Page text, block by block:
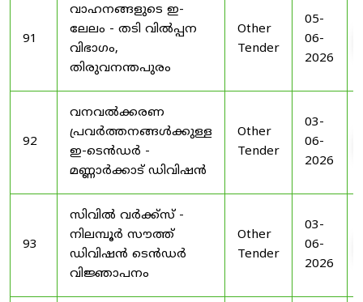
91
വാഹനങ്ങളുടെ ഇ-
ലേലം - തടി വിൽപ്പന
വിഭാഗം,
തിരുവനന്തപുരം
Other
Tender
05-
06-
2026
92
വനവൽക്കരണ
പ്രവർത്തനങ്ങൾക്കുള്ള
ഇ-ടെൻഡർ -
മണ്ണാർക്കാട് ഡിവിഷൻ
Other
Tender
03-
06-
2026
93
സിവിൽ വർക്ക്സ് -
നിലമ്പൂർ സൗത്ത്
ഡിവിഷൻ ടെൻഡർ
വിജ്ഞാപനം
Other
Tender
03-
06-
2026